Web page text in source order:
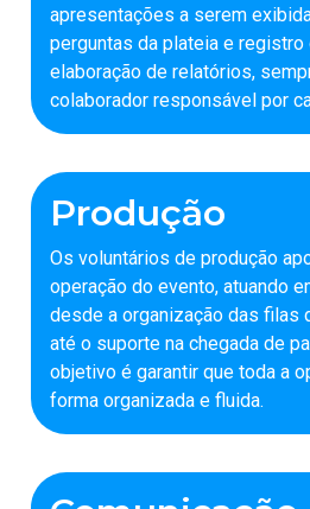
apresentações a serem
perguntas da plateia e
elaboração de relatórios,
colaborador responsável por
Produção
Os voluntários de produção
operação do evento, atuando
desde a organização das filas
até o suporte na chegada de
objetivo é garantir que toda a
forma organizada e fluida.